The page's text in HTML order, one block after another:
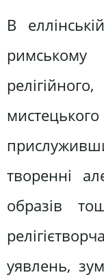
В
римському
творенні
образів
уявлень,